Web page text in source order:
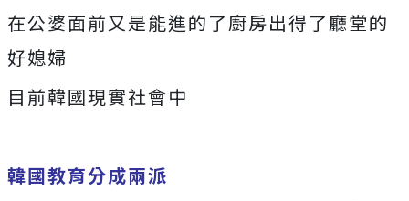
在公婆面前又是能進的了廚房出得了廳堂的
好媳婦
目前韓國現實社會中
韓國教育分成兩派